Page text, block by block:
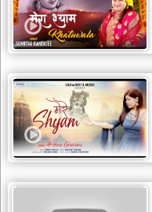
रानी
सती
दादी
rani
sati
dadi
bhajans
बावा
लाल
दयाल
भजन